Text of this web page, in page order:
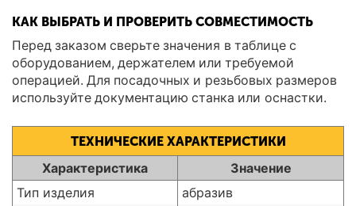
КАК ВЫБРАТЬ И ПРОВЕРИТЬ СОВМЕСТИМОСТЬ
Перед заказом сверьте значения в таблице с
оборудованием, держателем или требуемой
операцией. Для посадочных и резьбовых размеров
используйте документацию станка или оснастки.
ТЕХНИЧЕСКИЕ ХАРАКТЕРИСТИКИ
Характеристика
Значение
Тип изделия
абразив